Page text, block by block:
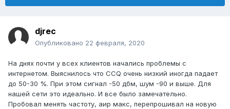
djrec
Опубликовано 22 февраля, 2020
На днях почти у всех клиентов начались проблемы с
интернетом. Выяснилось что CCQ очень низкий иногда падает
до 50-30 %. При этом сигнал -50 дбм, шум -90 и выше. Для
нашей сети это идеально. И все было замечательно.
Пробовал менять частоту, аир макс, перепрошивал на новую